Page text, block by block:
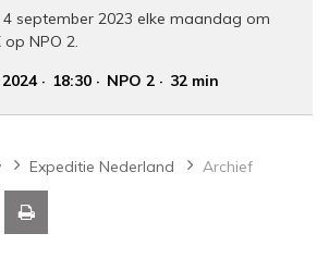
september 2023 elke maandag om
op NPO 2.
18:30 NPO 2 32 min
Expeditie Nederland Archief